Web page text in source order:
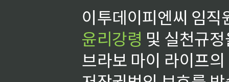
이투데이피엔씨 임
윤리강령 및 실천규
브라보 마이 라이프